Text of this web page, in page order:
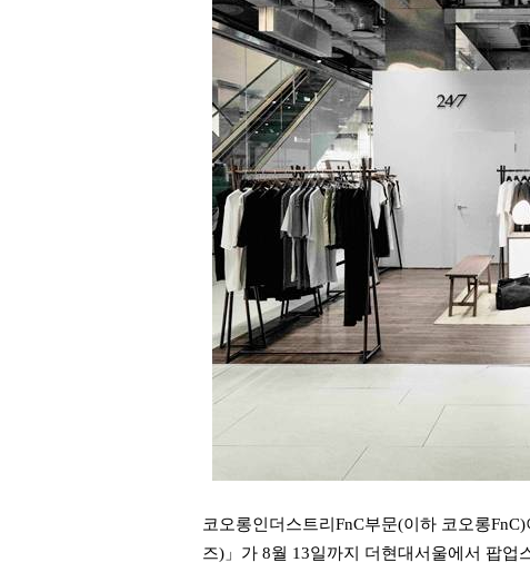
코오롱인더스트리FnC부문(이하 코오롱
즈)」가 8월 13일까지 더현대서울에서 팝업